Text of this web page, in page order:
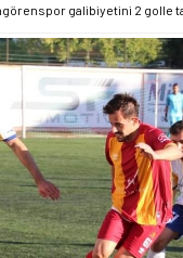
galibiyetini 2 golle